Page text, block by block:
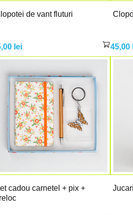
de vant fluturi
lei 45,00
cadou carnetel + pix +